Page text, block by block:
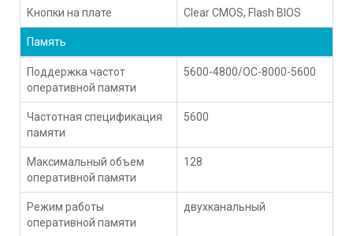
Кнопки на плате Clear CMOS, Flash BIOS
Память
Поддержка частот
оперативной памяти
5600-4800/OC-8000-5600
Частотная спецификация
памяти
5600
Максимальный объем
оперативной памяти
128
Режим работы
оперативной памяти
двухканальный